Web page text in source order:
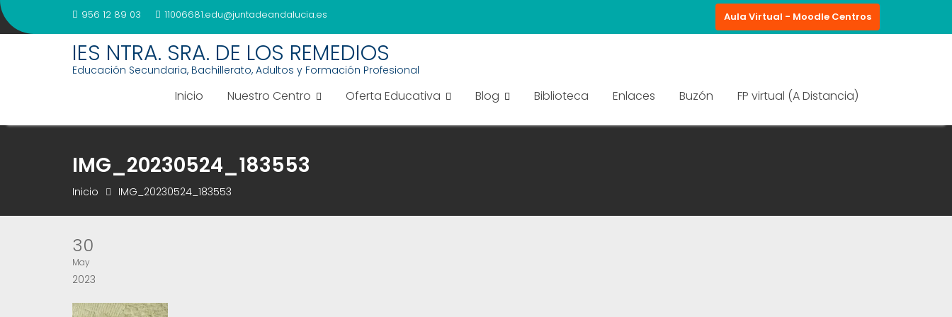
Saltar
al
956 12 89 03 11006681.edu@juntadeandalucia.es Aula Virtual - Moodle Centros
IES NTRA. SRA. DE LOS REMEDIOS
Educación Secundaria, Bachillerato, Adultos y Formación Profesional
Inicio Nuestro Centro Oferta Educativa Blog Biblioteca Enlaces Buzón FP virtual (A Distancia)
IMG_20230524_183553
Inicio IMG_20230524_183553
30
May
2023